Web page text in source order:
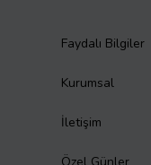
Faydalı Bilgiler
Kurumsal
İletişim